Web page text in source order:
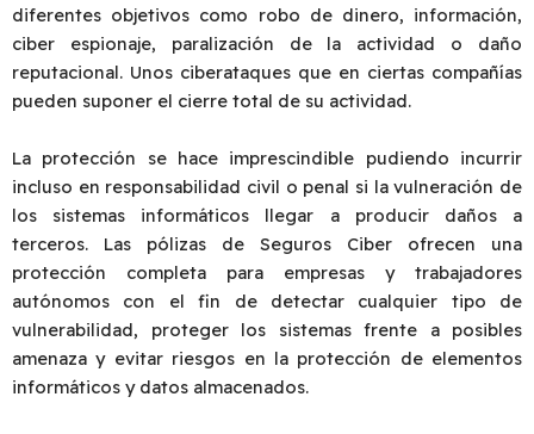
diferentes objetivos como robo de dinero, información,
ciber espionaje, paralización de la actividad o daño
reputacional. Unos ciberataques que en ciertas compañías
pueden suponer el cierre total de su actividad.
La protección se hace imprescindible pudiendo incurrir
incluso en responsabilidad civil o penal si la vulneración de
los sistemas informáticos llegar a producir daños a
terceros. Las pólizas de Seguros Ciber ofrecen una
protección completa para empresas y trabajadores
autónomos con el fin de detectar cualquier tipo de
vulnerabilidad, proteger los sistemas frente a posibles
amenaza y evitar riesgos en la protección de elementos
informáticos y datos almacenados.